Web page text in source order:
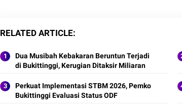
RELATED ARTICLE
Dua Musibah Kebakaran Beruntun Terjadi
di Bukittinggi, Kerugian Ditaksir Miliaran
Perkuat Implementasi STBM 2026, Pemko
Bukittinggi Evaluasi Status ODF